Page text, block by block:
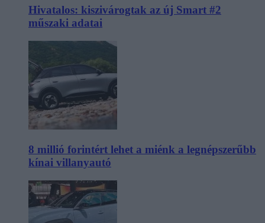
Hivatalos: kiszivárogtak az új Smart #2
műszaki adatai
8 millió forintért lehet a miénk a legnépszerűbb
kínai villanyautó